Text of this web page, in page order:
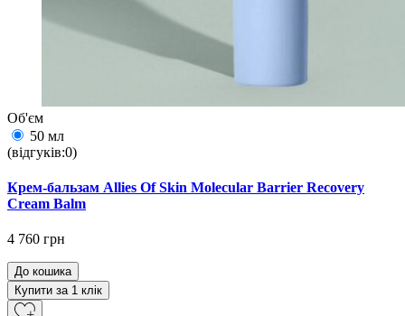
Об'єм
50 мл
(відгуків:0)
Крем-бальзам Allies Of Skin Molecular Barrier Recovery
Cream Balm
4 760 грн
До кошика
Купити за 1 клiк